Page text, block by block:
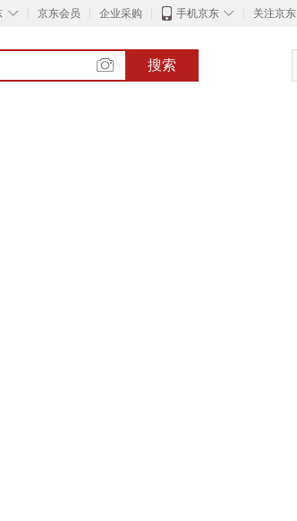
◇ 京东会员 企业采购 ◇
手机京东 关注京东
搜索